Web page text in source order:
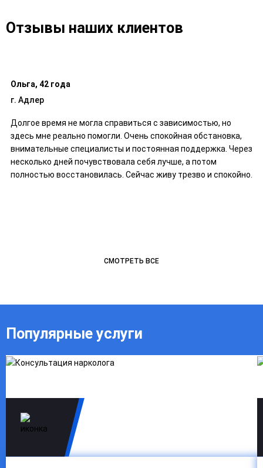
растворы, корректируются водно-солевые и кислотно-
специалистов.
Отзывы наших клиентов
Ольга, 42 года
г. Адлер
Долгое время не могла справиться с зависимостью, но
здесь мне реально помогли. Очень спокойная обстановка,
внимательные специалисты и постоянная поддержка. Через
несколько дней почувствовала себя лучше, а потом
полностью восстановилась. Сейчас живу трезво и спокойно.
СМОТРЕТЬ ВСЕ
Популярные услуги